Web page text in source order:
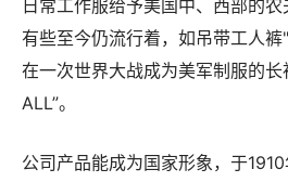
日常工作服给予美国中、西部的
有些至今仍流行着，如吊带工人裤
在一次世界大战成为美军制服的
ALL”。
公司产品能成为国家形象，于